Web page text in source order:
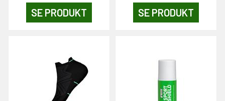
SE PRODUKT SE PRODUKT